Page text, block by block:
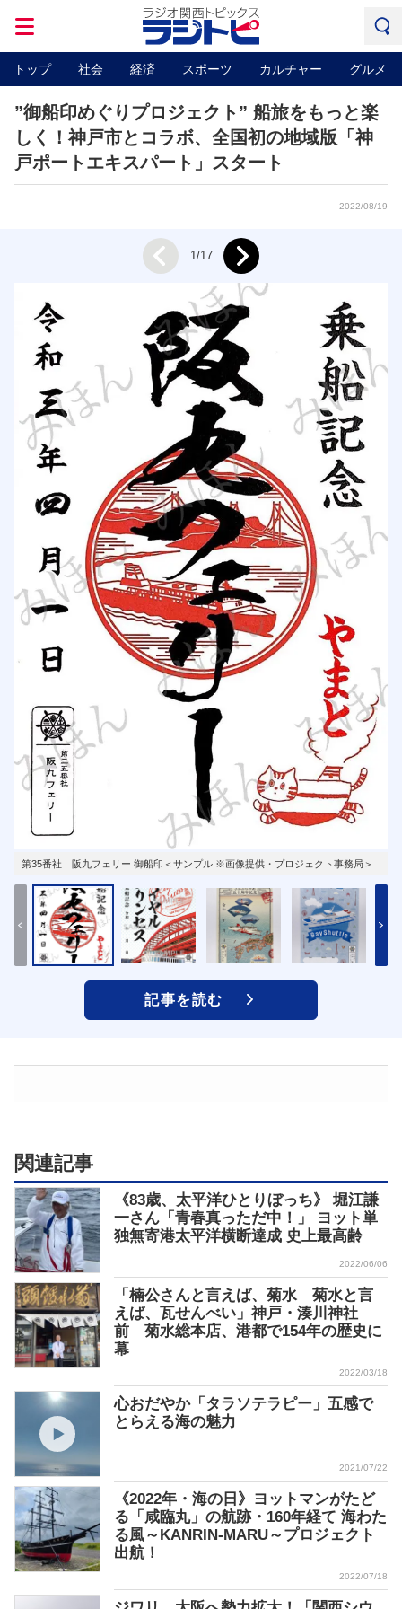
トップ 社会 経済 スポーツ カルチャー グルメ
”御船印めぐりプロジェクト” 船旅をもっと楽
しく！神戸市とコラボ、全国初の地域版「神
戸ポートエキスパート」スタート
2022/08/19
第35番社 阪九フェリー 御船印＜サンプル ※画像提供・プロジェクト事務局＞
1/17
記事を読む
関連記事
《83歳、太平洋ひとりぼっち》 堀江謙
一さん「青春真っただ中！」 ヨット単
独無寄港太平洋横断達成 史上最高齢
2022/06/06
「楠公さんと言えば、菊水 菊水と言
えば、瓦せんべい」神戸・湊川神社
前 菊水総本店、港都で154年の歴史に
幕
2022/03/18
心おだやか「タラソテラピー」五感で
とらえる海の魅力
2021/07/22
《2022年・海の日》ヨットマンがたど
る「咸臨丸」の航跡・160年経て 海わた
る風～KANRIN-MARU～プロジェクト
出航！
2022/07/18